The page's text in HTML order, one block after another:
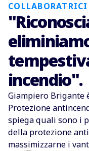
incendio".
Giampiero Brigante
Protezione
spiega quali sono i
della protezione
massimizzarne i